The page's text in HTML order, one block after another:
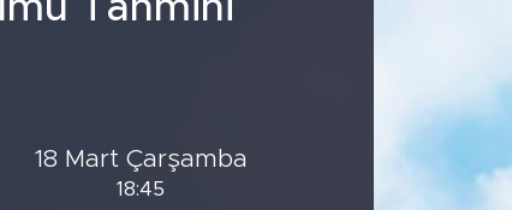
Tahmini
18 Mart Çarşamba
18:45